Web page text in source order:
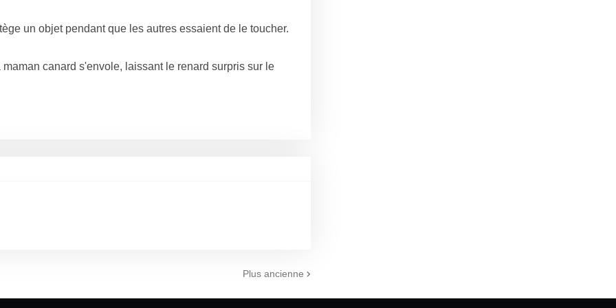
un objet pendant que les autres essaient de le toucher.
canard s'envole, laissant le renard surpris sur le
Plus ancienne